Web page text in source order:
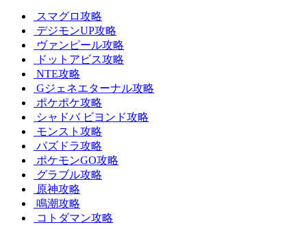
スマグロ攻略
デジモンUP攻略
ヴァンピール攻略
ドットアビス攻略
NTE攻略
Gジェネエターナル攻略
ポケポケ攻略
シャドバ ビヨンド攻略
モンスト攻略
パズドラ攻略
ポケモンGO攻略
グラブル攻略
原神攻略
鳴潮攻略
コトダマン攻略